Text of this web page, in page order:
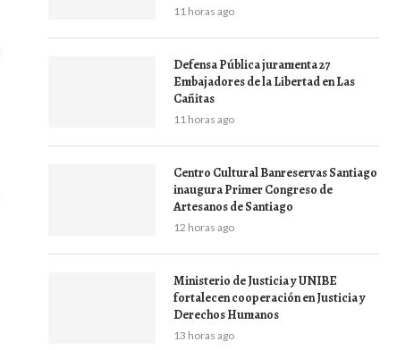
11 horas ago
Defensa Pública juramenta 27
Embajadores de la Libertad en Las
Cañitas
11 horas ago
Centro Cultural Banreservas Santiago
inaugura Primer Congreso de
Artesanos de Santiago
12 horas ago
Ministerio de Justicia y UNIBE
fortalecen cooperación en Justicia y
Derechos Humanos
13 horas ago